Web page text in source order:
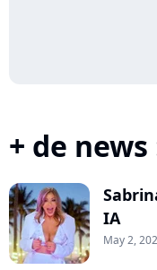
+ de news
IA
May 2,